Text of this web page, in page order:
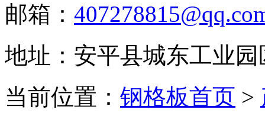
邮箱：
地址：安平县城东工业园
当前位置： 钢格板首页 >